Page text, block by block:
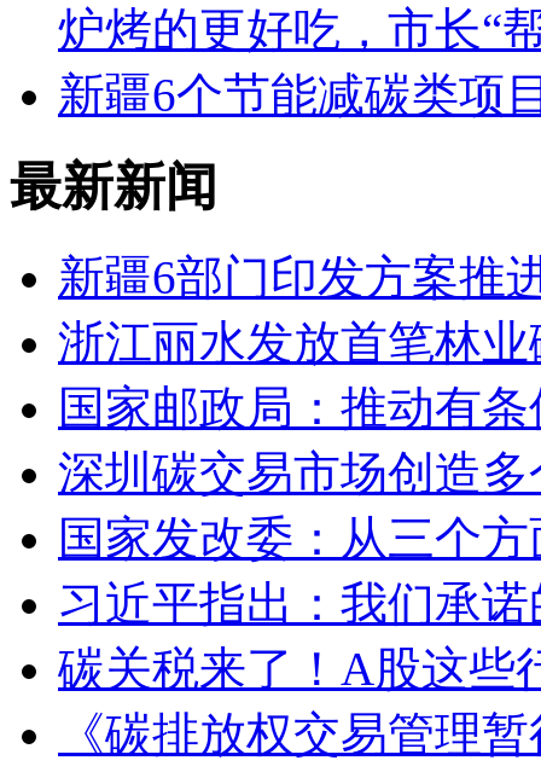
炉烤的更好吃，市长“
新疆6个节能减碳类项
最新新闻
新疆6部门印发方案推
浙江丽水发放首笔林
国家邮政局：推动有
深圳碳交易市场创造
国家发改委：从三个
习近平指出：我们承
碳关税来了！A股这些
《碳排放权交易管理